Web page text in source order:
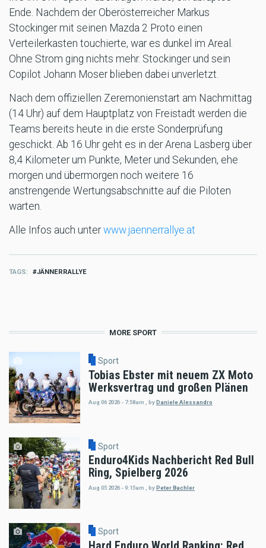
Ende. Nachdem der Oberösterreicher Markus
Stockinger mit seinen Mazda 2 Proto einen
Verteilerkasten touchierte, war es dunkel im Areal.
Ohne Strom ging nichts mehr. Stockinger und sein
Copilot Johann Moser blieben dabei unverletzt.
Nach dem offiziellen Zeremonienstart am Nachmittag
(14 Uhr) auf dem Hauptplatz von Freistadt werden die
Teams bereits heute in die erste Sonderprüfung
geschickt. Ab 16 Uhr geht es in der Arena Lasberg über
8,4 Kilometer um Punkte, Meter und Sekunden, ehe
morgen und übermorgen noch weitere 16
anstrengende Wertungsabschnitte auf die Piloten
warten.
Alle Infos auch unterwww.jaennerrallye.at
TAGS JÄNNERRALLYE
MORE SPORT
Sport
Tobias Ebster mit neuem ZX Moto
Werksvertrag und großen Plänen
Aug 06 2026 - 7:58am byDaniele Alessandro
Sport
Enduro4Kids Nachbericht Red Bull
Ring, Spielberg 2026
Aug 05 2026 - 9:15am byPeter Bachler
Sport